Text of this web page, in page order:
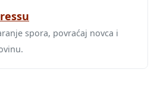
spora, povraćaj novca i